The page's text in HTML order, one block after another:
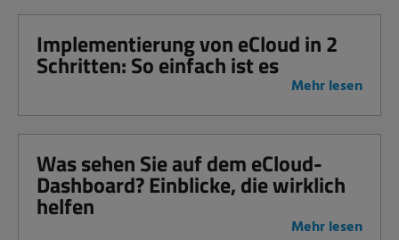
Implementierung von eCloud in 2
Schritten: So einfach ist es
Mehr lesen
Was sehen Sie auf dem eCloud-
Dashboard? Einblicke, die wirklich
helfen
Mehr lesen